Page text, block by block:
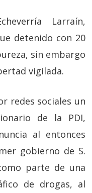
Larraín,
detenido con 20
sin embargo
vigilada.
redes sociales un
de la PDI,
al entonces
gobierno de S.
parte de una
de drogas, al